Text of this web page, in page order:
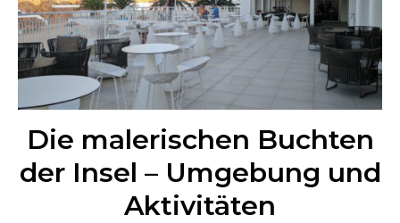
Die malerischen Buchten
der Insel – Umgebung und
Aktivitäten